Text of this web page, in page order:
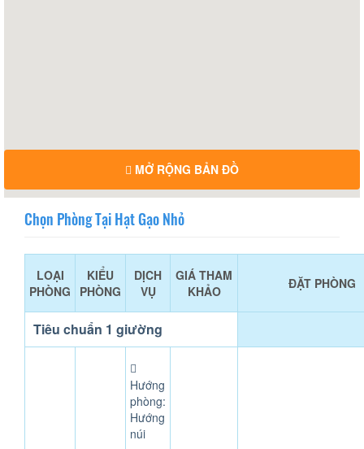
MỞ RỘNG BẢN ĐỒ
Chọn Phòng Tại Hạt Gạo Nhỏ
LOẠI
PHÒNG
KIỂU
PHÒNG
DỊCH
VỤ
GIÁ THAM
KHẢO
ĐẶT PHÒNG
Tiêu chuẩn 1 giường
Hướng
phòng:
Hướng
núi